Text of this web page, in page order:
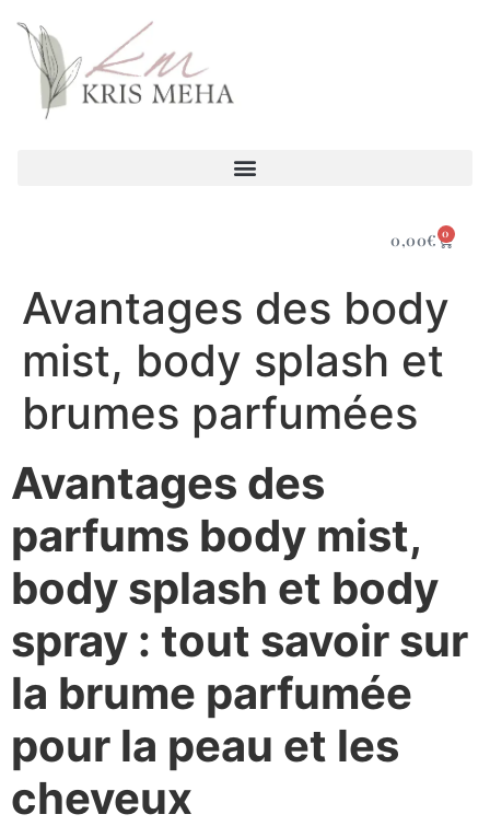
0,00€ 0
Avantages des body
mist, body splash et
brumes parfumées
Avantages des
parfums body mist,
body splash et body
spray : tout savoir sur
la brume parfumée
pour la peau et les
cheveux